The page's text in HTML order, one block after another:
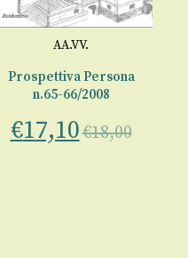
AA.VV.
Prospettiva Persona
n.65-66/2008
€17,10€18,00